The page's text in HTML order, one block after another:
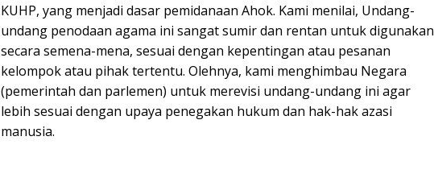
KUHP, yang menjadi dasar pemidanaan Ahok. Kami menilai, Undang-
undang penodaan agama ini sangat sumir dan rentan untuk digunakan
secara semena-mena, sesuai dengan kepentingan atau pesanan
kelompok atau pihak tertentu. Olehnya, kami menghimbau Negara
(pemerintah dan parlemen) untuk merevisi undang-undang ini agar
lebih sesuai dengan upaya penegakan hukum dan hak-hak azasi
manusia.